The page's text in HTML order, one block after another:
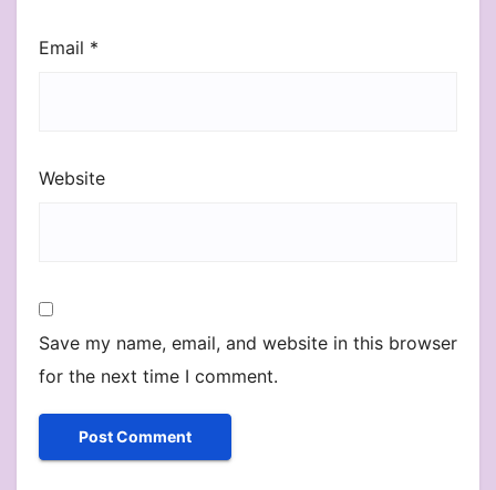
Email *
Website
Save my name, email, and website in this browser
for the next time I comment.